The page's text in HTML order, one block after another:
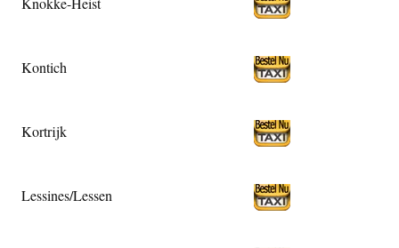
Kontich
Kortrijk
Lessines/Lessen